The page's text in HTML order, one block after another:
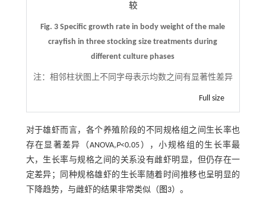
较
Fig. 3 Specific growth rate in body weight of the male
crayfish in three stocking size treatments during
different culture phases
注： 相邻柱状图上不同字母表示均数之间有显著性差异
Full size
对于雄虾而言，各个养殖阶段的不同规格组之间生长率也
存在显著差异（ANOVA,P<0.05），小规格组的生长率最
大，生长率与规格之间的关系没有雌虾明显，但仍存在一
定差异；同种规格雄虾的生长率随着时间推移也呈明显的
下降趋势，与雌虾的结果非常类似（ 图3）。